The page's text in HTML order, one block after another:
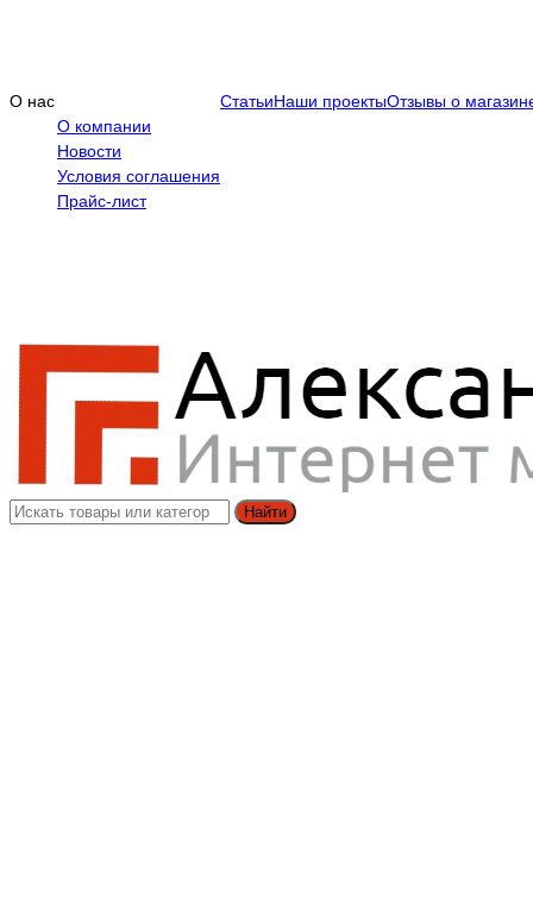
О нас
О компании
Новости
Условия соглашения
Прайс-лист
СтатьиНаши проектыОтзывы о
Найти